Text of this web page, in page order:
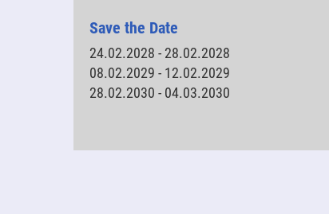
Save the Date
24.02.2028 - 28.02.2028
08.02.2029 - 12.02.2029
28.02.2030 - 04.03.2030